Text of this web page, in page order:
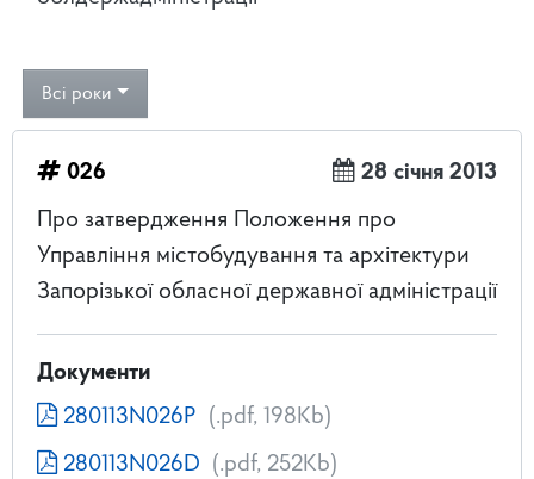
Всі роки
026
28 січня 2013
Про затвердження Положення про
Управління містобудування та архітектури
Запорізької обласної державної адміністрації
Документи
280113N026P (.pdf, 198Kb)
280113N026D (.pdf, 252Kb)